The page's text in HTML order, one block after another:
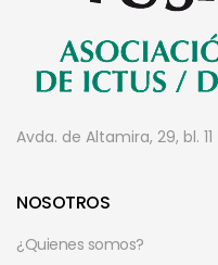
Avda. de Altamira, 29, bl.
NOSOTROS
¿Quienes somos?